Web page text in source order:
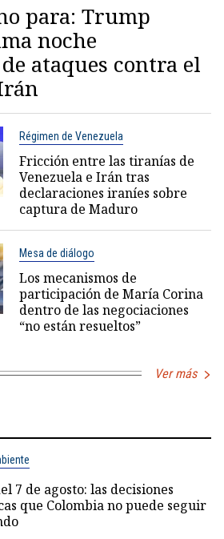
para: Trump
noche
ataques contra el
Régimen de Venezuela
Fricción entre las tiranías de
Venezuela e Irán tras
declaraciones iraníes sobre
captura de Maduro
Mesa de diálogo
Los mecanismos de
participación de María Corina
dentro de las negociaciones
“no están resueltos”
Ver más
7 de agosto: las decisiones
que Colombia no puede seguir